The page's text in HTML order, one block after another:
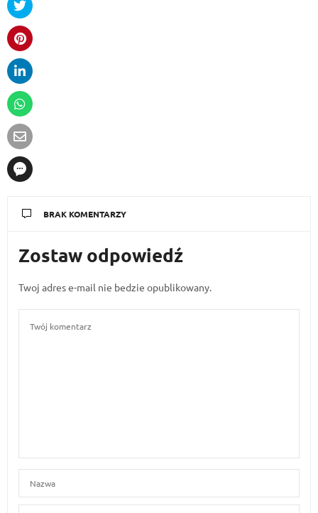
BRAK KOMENTARZY
Zostaw odpowiedź
Twoj adres e-mail nie bedzie opublikowany.